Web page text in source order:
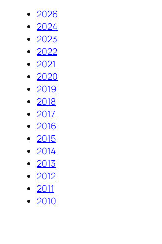
2026
2024
2023
2022
2021
2020
2019
2018
2017
2016
2015
2014
2013
2012
2011
2010